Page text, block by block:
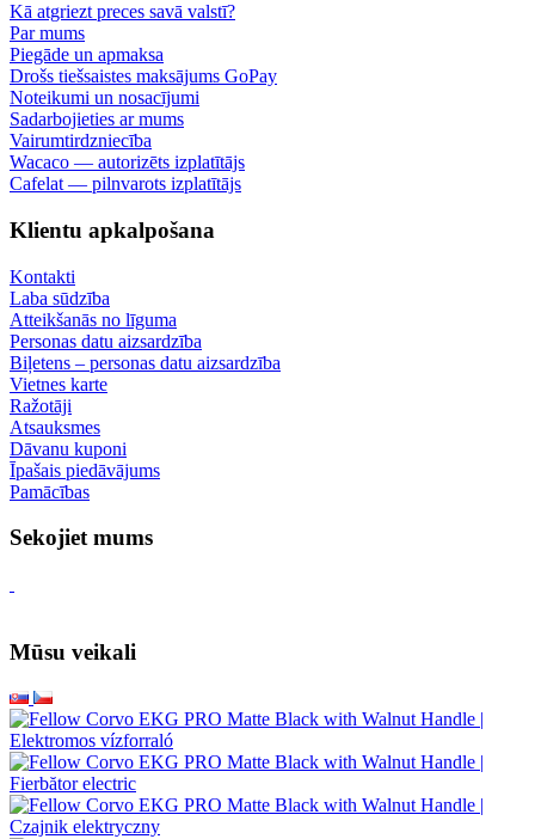
Kā atgriezt preces savā valstī?
Par mums
Piegāde un apmaksa
Drošs tiešsaistes maksājums GoPay
Noteikumi un nosacījumi
Sadarbojieties ar mums
Vairumtirdzniecība
Wacaco — autorizēts izplatītājs
Cafelat — pilnvarots izplatītājs
Klientu apkalpošana
Kontakti
Laba sūdzība
Atteikšanās no līguma
Personas datu aizsardzība
Biļetens – personas datu aizsardzība
Vietnes karte
Ražotāji
Atsauksmes
Dāvanu kuponi
Īpašais piedāvājums
Pamācības
Sekojiet mums
Mūsu veikali